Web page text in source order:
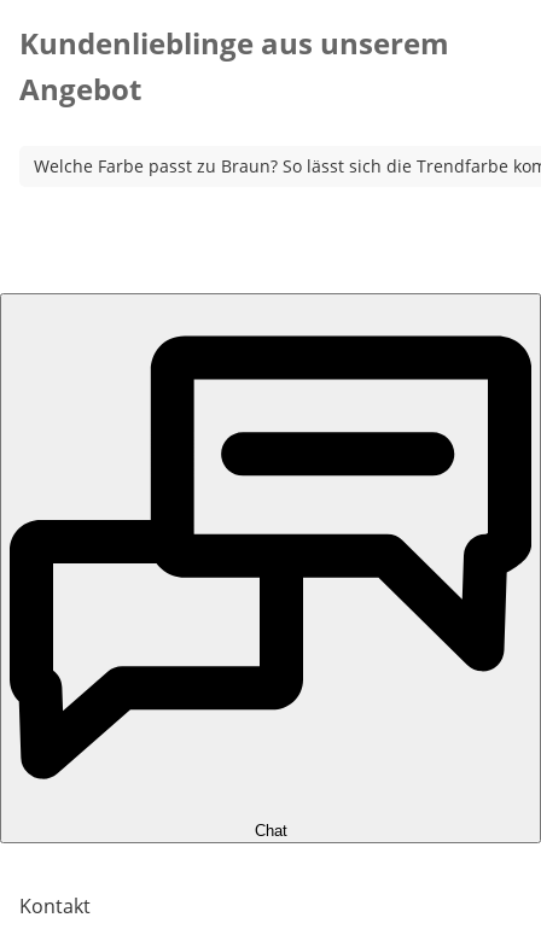
Kundenlieblinge aus unserem
Angebot
Welche Farbe passt zu Braun? So lässt sich die Trendfarbe
Chat
Kontakt